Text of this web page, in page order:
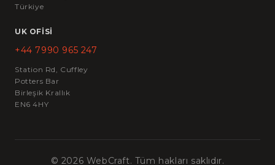
Türkiye
UK OFISI
+44 7990 965 247
Station Rd, Cuffley
Potters Bar
Birleşik Krallık
EN6 4HY
© 2026 WebCraft. Tüm hakları saklıdır.